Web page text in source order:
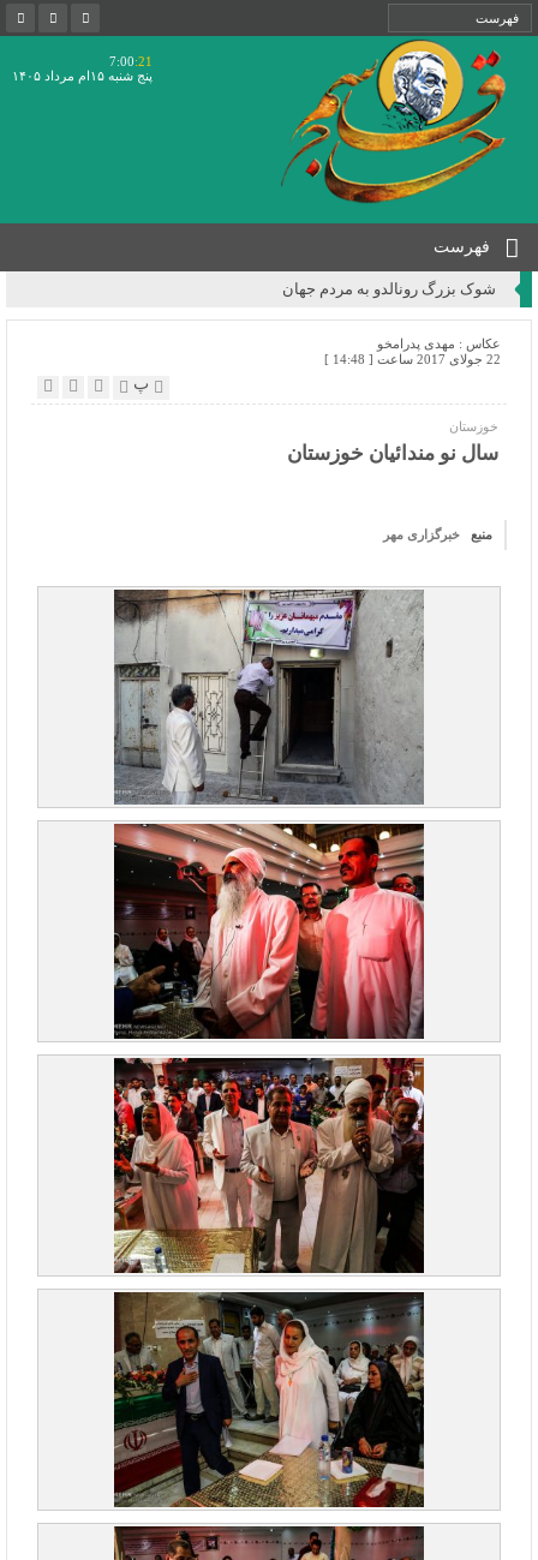
7:00:22
پنج شنبه ۱۵ام مرداد ۱۴۰۵
فهرست
شوک بزرگ رونالدو به مردم جهان
عکاس : مهدی پدرامخو
22 جولای 2017 ساعت [ 14:48 ]
پ
خوزستان
سال نو مندائیان خوزستان
منبع خبرگزاری مهر